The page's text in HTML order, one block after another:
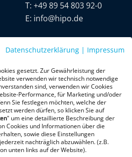
T: +49 89 54 803 92-0
E: info@hipo.de
AGB Impressum
Google-Rezensionen
★★★★★
4,9 von 5 Sternen
Datenschutzerklärung | Impressum
gesetzt. Zur Gewährleistung der
verwenden wir technisch notwendige
sind, verwenden wir Cookies
Performance, für Marketing und/oder
Sie festlegen möchten, welche der
werden dürfen, so klicken Sie auf
" um eine detaillierte Beschreibung der
Cookies und Informationen über die
sowie diese Einstellungen
nachträglich abzuwählen. (z.B.
unten links auf der Website).